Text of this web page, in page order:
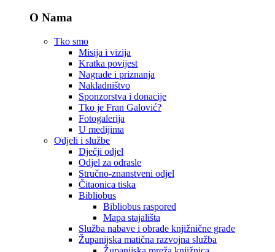
O Nama
Tko smo
Misija i vizija
Kratka povijest
Nagrade i priznanja
Nakladništvo
Sponzorstva i donacije
Tko je Fran Galović?
Fotogalerija
U medijima
Odjeli i službe
Dječji odjel
Odjel za odrasle
Stručno-znanstveni odjel
Čitaonica tiska
Bibliobus
Bibliobus raspored
Mapa stajališta
Služba nabave i obrade knjižnične građe
Županijska matična razvojna služba